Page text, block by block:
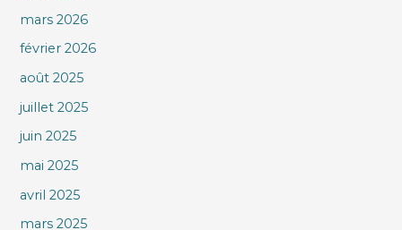
mars 2026
février 2026
août 2025
juillet 2025
juin 2025
mai 2025
avril 2025
mars 2025